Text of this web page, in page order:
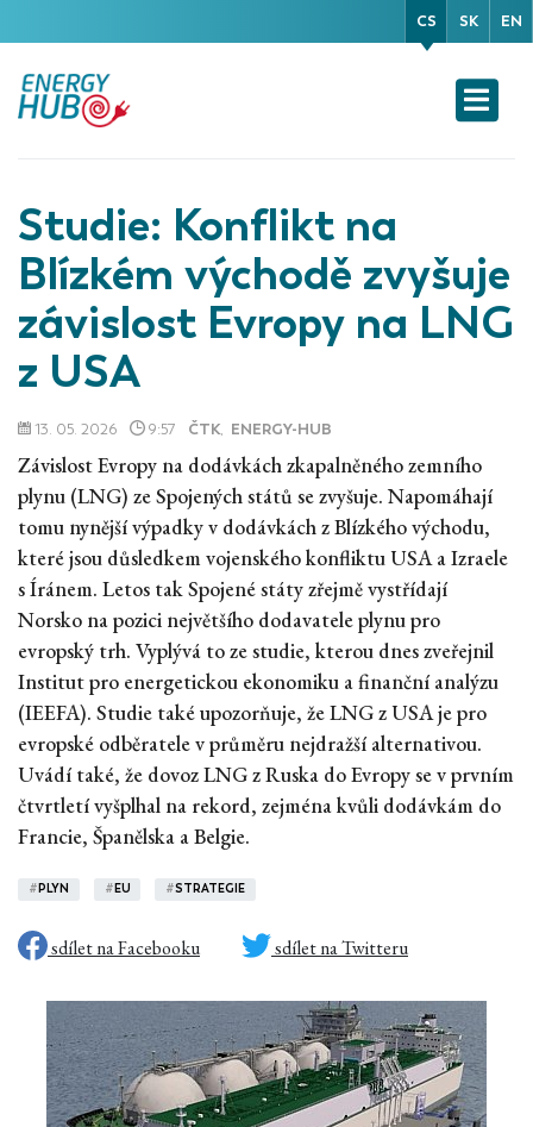
CS SK EN
Studie: Konflikt na
Blízkém východě zvyšuje
závislost Evropy na LNG
z USA
13. 05. 2026 9:57 ČTK ENERGY-HUB
Závislost Evropy na dodávkách zkapalněného zemního
plynu (LNG) ze Spojených států se zvyšuje. Napomáhají
tomu nynější výpadky v dodávkách z Blízkého východu,
které jsou důsledkem vojenského konfliktu USA a Izraele
s Íránem. Letos tak Spojené státy zřejmě vystřídají
Norsko na pozici největšího dodavatele plynu pro
evropský trh. Vyplývá to ze studie, kterou dnes zveřejnil
Institut pro energetickou ekonomiku a finanční analýzu
(IEEFA). Studie také upozorňuje, že LNG z USA je pro
evropské odběratele v průměru nejdražší alternativou.
Uvádí také, že dovoz LNG z Ruska do Evropy se v prvním
čtvrtletí vyšplhal na rekord, zejména kvůli dodávkám do
Francie, Španělska a Belgie.
#PLYN #EU #STRATEGIE
sdílet na Facebooku sdílet na Twitteru